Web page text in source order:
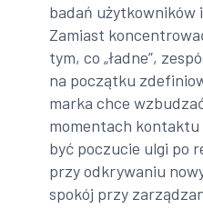
badań użytkowników
Zamiast
tym, co „ładne”,
na początku
marka chce
momentach
być poczucie ulgi po
przy odkrywaniu
spokój przy